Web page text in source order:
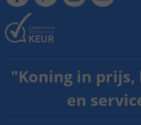
"Koning in
en